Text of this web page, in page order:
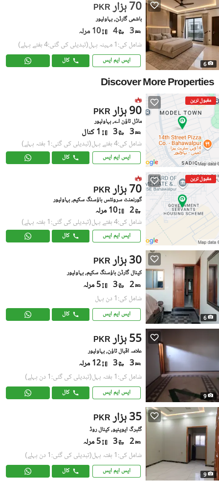
6
PKR 70 ہزار
ہاشمی گارڈن, بہاولپور
3
4 10 مرلہ
شامل کی:1 مہینہ پہل (تبدیلی کی گئی:4 ہفتے پہلے)
ایس ایم ایس کال
Discover More Properties
مقبول ترین
PKR 90 ہزار
ماڈل ٹاؤن اے, بہاولپور
3
3 1 کنال
شامل کی:4 ہفتے پہل (تبدیلی کی گئی:1 ہفتہ پہلے)
ایس ایم ایس کال
مقبول ترین
PKR 70 ہزار
گورنمنٹ سرونٹس ہاؤسنگ سکیم, بہاولپور
2 10 مرلہ
شامل کی:4 ہفتے پہل (تبدیلی کی گئی:1 ہفتہ پہلے)
ایس ایم ایس کال
6
PKR 30 ہزار
کینال گارڈن ہاؤسنگ سکیم, بہاولپور
2
3 5 مرلہ
شامل کی:1 دن پہل
ایس ایم ایس کال
9
PKR 55 ہزار
علامہ اقبال ٹاؤن, بہاولپور
3
3 12 مرلہ
شامل کی:1 ہفتہ پہل (تبدیلی کی گئی:1 دن پہلے)
ایس ایم ایس کال
9
PKR 35 ہزار
گلبرگ ایوینیو, کینال روڈ
2
3 5 مرلہ
شامل کی:1 ہفتہ پہل (تبدیلی کی گئی:1 دن پہلے)
ایس ایم ایس کال